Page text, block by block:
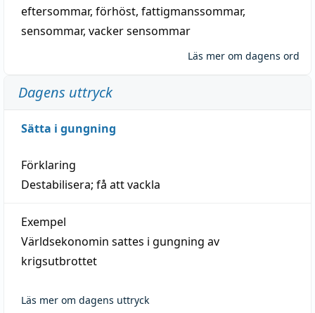
eftersommar, förhöst, fattigmanssommar,
sensommar, vacker sensommar
Läs mer om dagens ord
Dagens uttryck
Sätta i gungning
Förklaring
Destabilisera; få att vackla
Exempel
Världsekonomin sattes i gungning av
krigsutbrottet
Läs mer om dagens uttryck